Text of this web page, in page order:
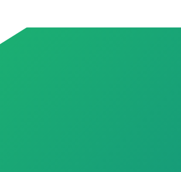
as melhores ofertas da internet, com
⚡ Ofertas relâmpago 💰 Achadinhos
achadinhos da internet! Aqui você
⚠️ Avisos Importantes do Grupo 🚫